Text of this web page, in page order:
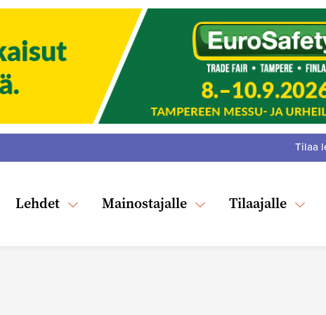
Lehdet Mainostajalle Tilaajalle
Tilaa
: